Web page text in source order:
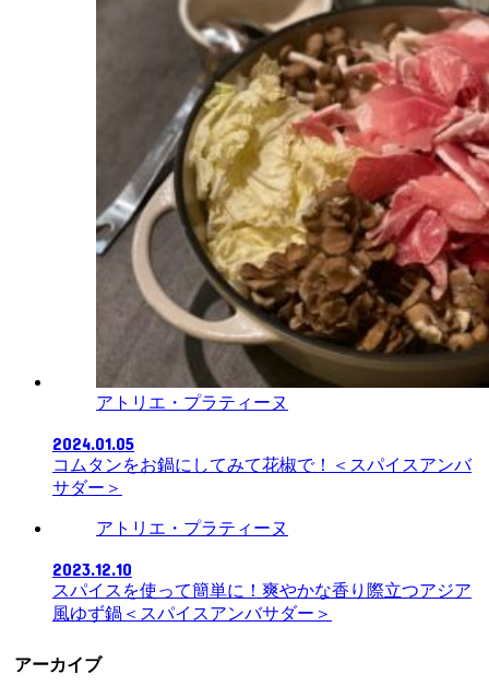
アトリエ・プラティーヌ
2024.01.05
コムタンをお鍋にしてみて花椒で！＜スパイスアンバ
サダー＞
アトリエ・プラティーヌ
2023.12.10
スパイスを使って簡単に！爽やかな香り際立つアジア
風ゆず鍋＜スパイスアンバサダー＞
アーカイブ